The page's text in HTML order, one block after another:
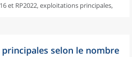
et RP2022, exploitations principales,
principales selon le nombre